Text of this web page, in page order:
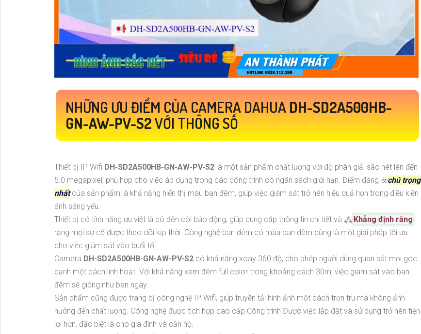
NHỮNG ƯU ĐIỂM CỦA CAMERA DAHUADH-SD2A500HB-
GN-AW-PV-S2VỚI THÔNG SỐ
Thiết bị IP Wifi DH-SD2A500HB-GN-AW-PV-S2 là một sản phẩm chất lượng với độ phân giải sắc nét lên đến
5.0 megapixel, phù hợp cho việc áp dụng trong các công trình có ngân sách giới hạn. Điểm đáng ☣️chú trọng
nhấtcủa sản phẩm là khả năng hiển thị màu ban đêm, giúp việc giám sát trở nên hiệu quả hơn trong điều kiện
ánh sáng yếu.
Thiết bị có tính năng ưu việt là có đèn còi báo động, giúp cung cấp thông tin chi tiết và ⁂ Khẳng định rằng
rằng mọi sự cố được theo dõi kịp thời. Công nghệ ban đêm có màu ban đêm cũng là một giải pháp tối ưu
cho việc giám sát vào buổi tối.
Camera DH-SD2A500HB-GN-AW-PV-S2 có khả năng xoay 360 độ, cho phép người dùng quan sát mọi góc
cạnh một cách linh hoạt. Với khả năng xem đêm full color trong khoảng cách 30m, việc giám sát vào ban
đêm sẽ giống như ban ngày.
Sản phẩm cũng được trang bị công nghệ IP Wifi, giúp truyền tải hình ảnh một cách trơn tru mà không ảnh
hưởng đến chất lượng. Công nghệ được tích hợp cao cấp Công trình Được việc lắp đặt và sử dụng trở nên tiện
lợi hơn, đặc biệt là cho gia đình và căn hộ.